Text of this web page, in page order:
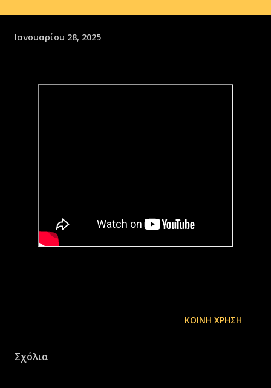
Ιανουαρίου 28, 2025
ΚΟΙΝΉ ΧΡΉΣΗ
Σχόλια